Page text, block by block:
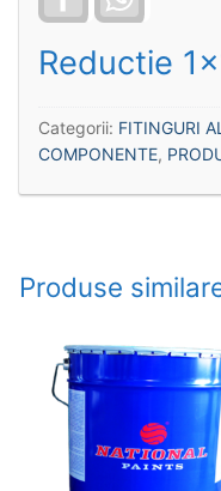
Reductie
Categorii: FITINGURI
COMPONENTE,
Produse